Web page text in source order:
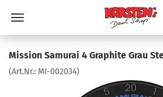
Mission Samurai 4 Graphite Grau
(Art.Nr.: MI-002034)